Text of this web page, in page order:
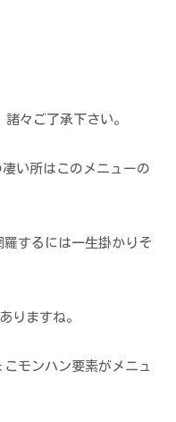
々ご了承下さい。
凄い所はこのメニューの
するには一生掛かりそ
りますね。
モンハン要素がメニュ